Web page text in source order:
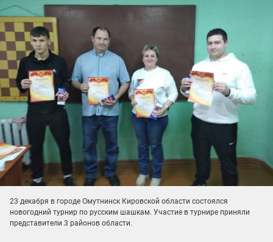
23 декабря в городе Омутнинск Кировской области состоялся
новогодний турнир по русским шашкам. Участие в турнире приняли
представители 3 районов области.